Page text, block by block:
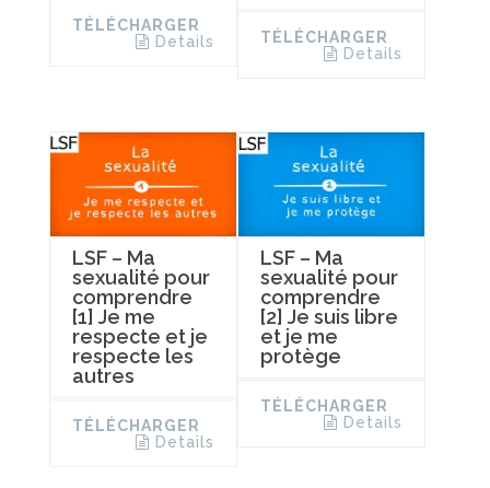
TÉLÉCHARGER
Details
TÉLÉCHARGER
Details
LSF – Ma
sexualité pour
comprendre
[1] Je me
respecte et je
respecte les
autres
TÉLÉCHARGER
Details
LSF – Ma
sexualité pour
comprendre
[2] Je suis libre
et je me
protège
TÉLÉCHARGER
Details